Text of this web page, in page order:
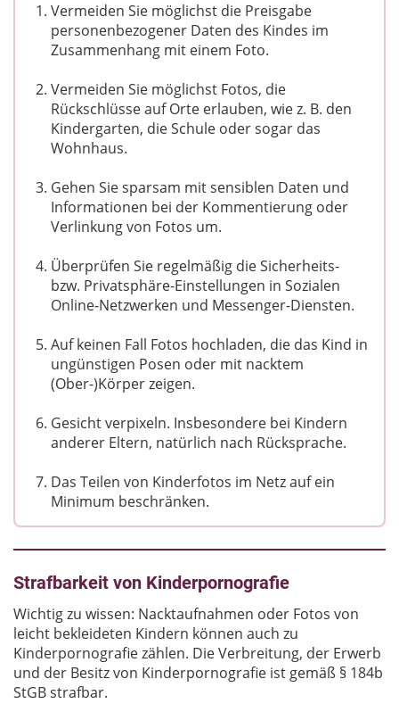
Vermeiden Sie möglichst die Preisgabe
personenbezogener Daten des Kindes im
Zusammenhang mit einem Foto.
Vermeiden Sie möglichst Fotos, die
Rückschlüsse auf Orte erlauben, wie z. B. den
Kindergarten, die Schule oder sogar das
Wohnhaus.
Gehen Sie sparsam mit sensiblen Daten und
Informationen bei der Kommentierung oder
Verlinkung von Fotos um.
Überprüfen Sie regelmäßig die Sicherheits-
bzw. Privatsphäre-Einstellungen in Sozialen
Online-Netzwerken und Messenger-Diensten.
Auf keinen Fall Fotos hochladen, die das Kind in
ungünstigen Posen oder mit nacktem
(Ober-)Körper zeigen.
Gesicht verpixeln. Insbesondere bei Kindern
anderer Eltern, natürlich nach Rücksprache.
Das Teilen von Kinderfotos im Netz auf ein
Minimum beschränken.
Strafbarkeit von Kinderpornografie
Wichtig zu wissen: Nacktaufnahmen oder Fotos von
leicht bekleideten Kindern können auch zu
Kinderpornografie zählen. Die Verbreitung, der Erwerb
und der Besitz von Kinderpornografie ist gemäß § 184b
StGB strafbar.